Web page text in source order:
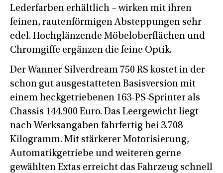
Lederfarben erhältlich – wirken mit ihren
feinen, rautenförmigen Absteppungen sehr
edel. Hochglänzende Möbeloberflächen und
Chromgiffe ergänzen die feine Optik.
Der Wanner Silverdream 750 RS kostet in der
schon gut ausgestatteten Basisversion mit
einem heckgetriebenen 163-PS-Sprinter als
Chassis 144.900 Euro. Das Leergewicht liegt
nach Werksangaben fahrfertig bei 3.708
Kilogramm. Mit stärkerer Motorisierung,
Automatikgetriebe und weiteren gerne
gewählten Extas erreicht das Fahrzeug schnell